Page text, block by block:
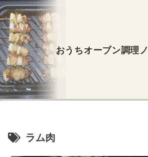
おうちオーブン調理
ラム肉